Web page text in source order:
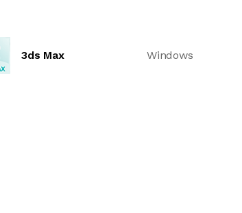
3ds Max Windows